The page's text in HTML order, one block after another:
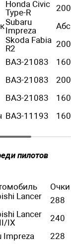
Honda Civic
Type-R
Subaru
Impreza
Skoda Fabia
R2
ВАЗ-21083
ВАЗ-21083
ВАЗ-21083
ВАЗ-11193
пилотов
Очки
Lancer
288
Lancer
IX
240
Impreza
228